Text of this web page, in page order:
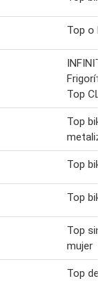
Top o
Top CL-
Top
Top
Top
Top sin
mujer
Top de